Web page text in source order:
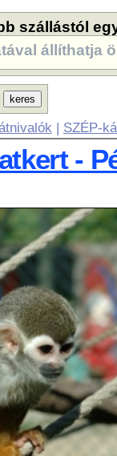
szállástól
állíthatja
| SZÉP-
-